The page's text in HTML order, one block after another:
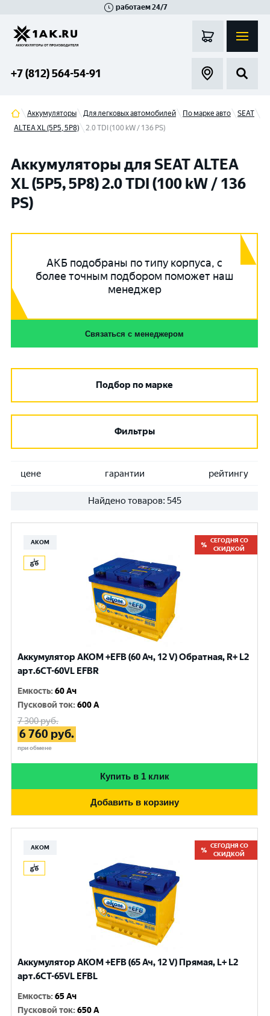
работаем 24/7
+7 (812) 564-54-91
Аккумуляторы Для легковых автомобилей По марке авто
SEAT
ALTEA XL (5P5, 5P8)
2.0 TDI (100 kW / 136 PS)
Аккумуляторы для SEAT ALTEA
XL (5P5, 5P8) 2.0 TDI (100 kW / 136
PS)
АКБ подобраны по типу корпуса, с
более точным подбором поможет наш
менеджер
Связаться с менеджером
Подбор по марке
Фильтры
цене гарантии рейтингу
Найдено товаров: 545
АКОМ
СЕГОДНЯ СО
СКИДКОЙ
Аккумулятор AKOM +EFB (60 Ач, 12 V) Обратная, R+ L2
арт.6CТ-60VL EFBR
Емкость:60 Ач
Пусковой ток:600 A
7 300руб.
6 760 руб.
при обмене
Купить в 1 клик
Добавить в корзину
АКОМ
СЕГОДНЯ СО
СКИДКОЙ
Аккумулятор AKOM +EFB (65 Ач, 12 V) Прямая, L+ L2
арт.6СТ-65VL EFBL
Емкость:65 Ач
Пусковой ток:650 A
Гатчина